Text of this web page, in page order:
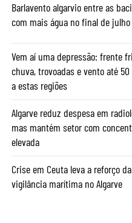
Barlavento algarvio entre as
com mais água no final de julho
Vem aí uma depressão: frente
chuva, trovoadas e vento até
a estas regiões
Algarve reduz despesa em
mas mantém setor com
elevada
Crise em Ceuta leva a reforço da
vigilância marítima no Algarve